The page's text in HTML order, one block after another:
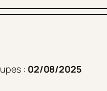
: 02/08/2025